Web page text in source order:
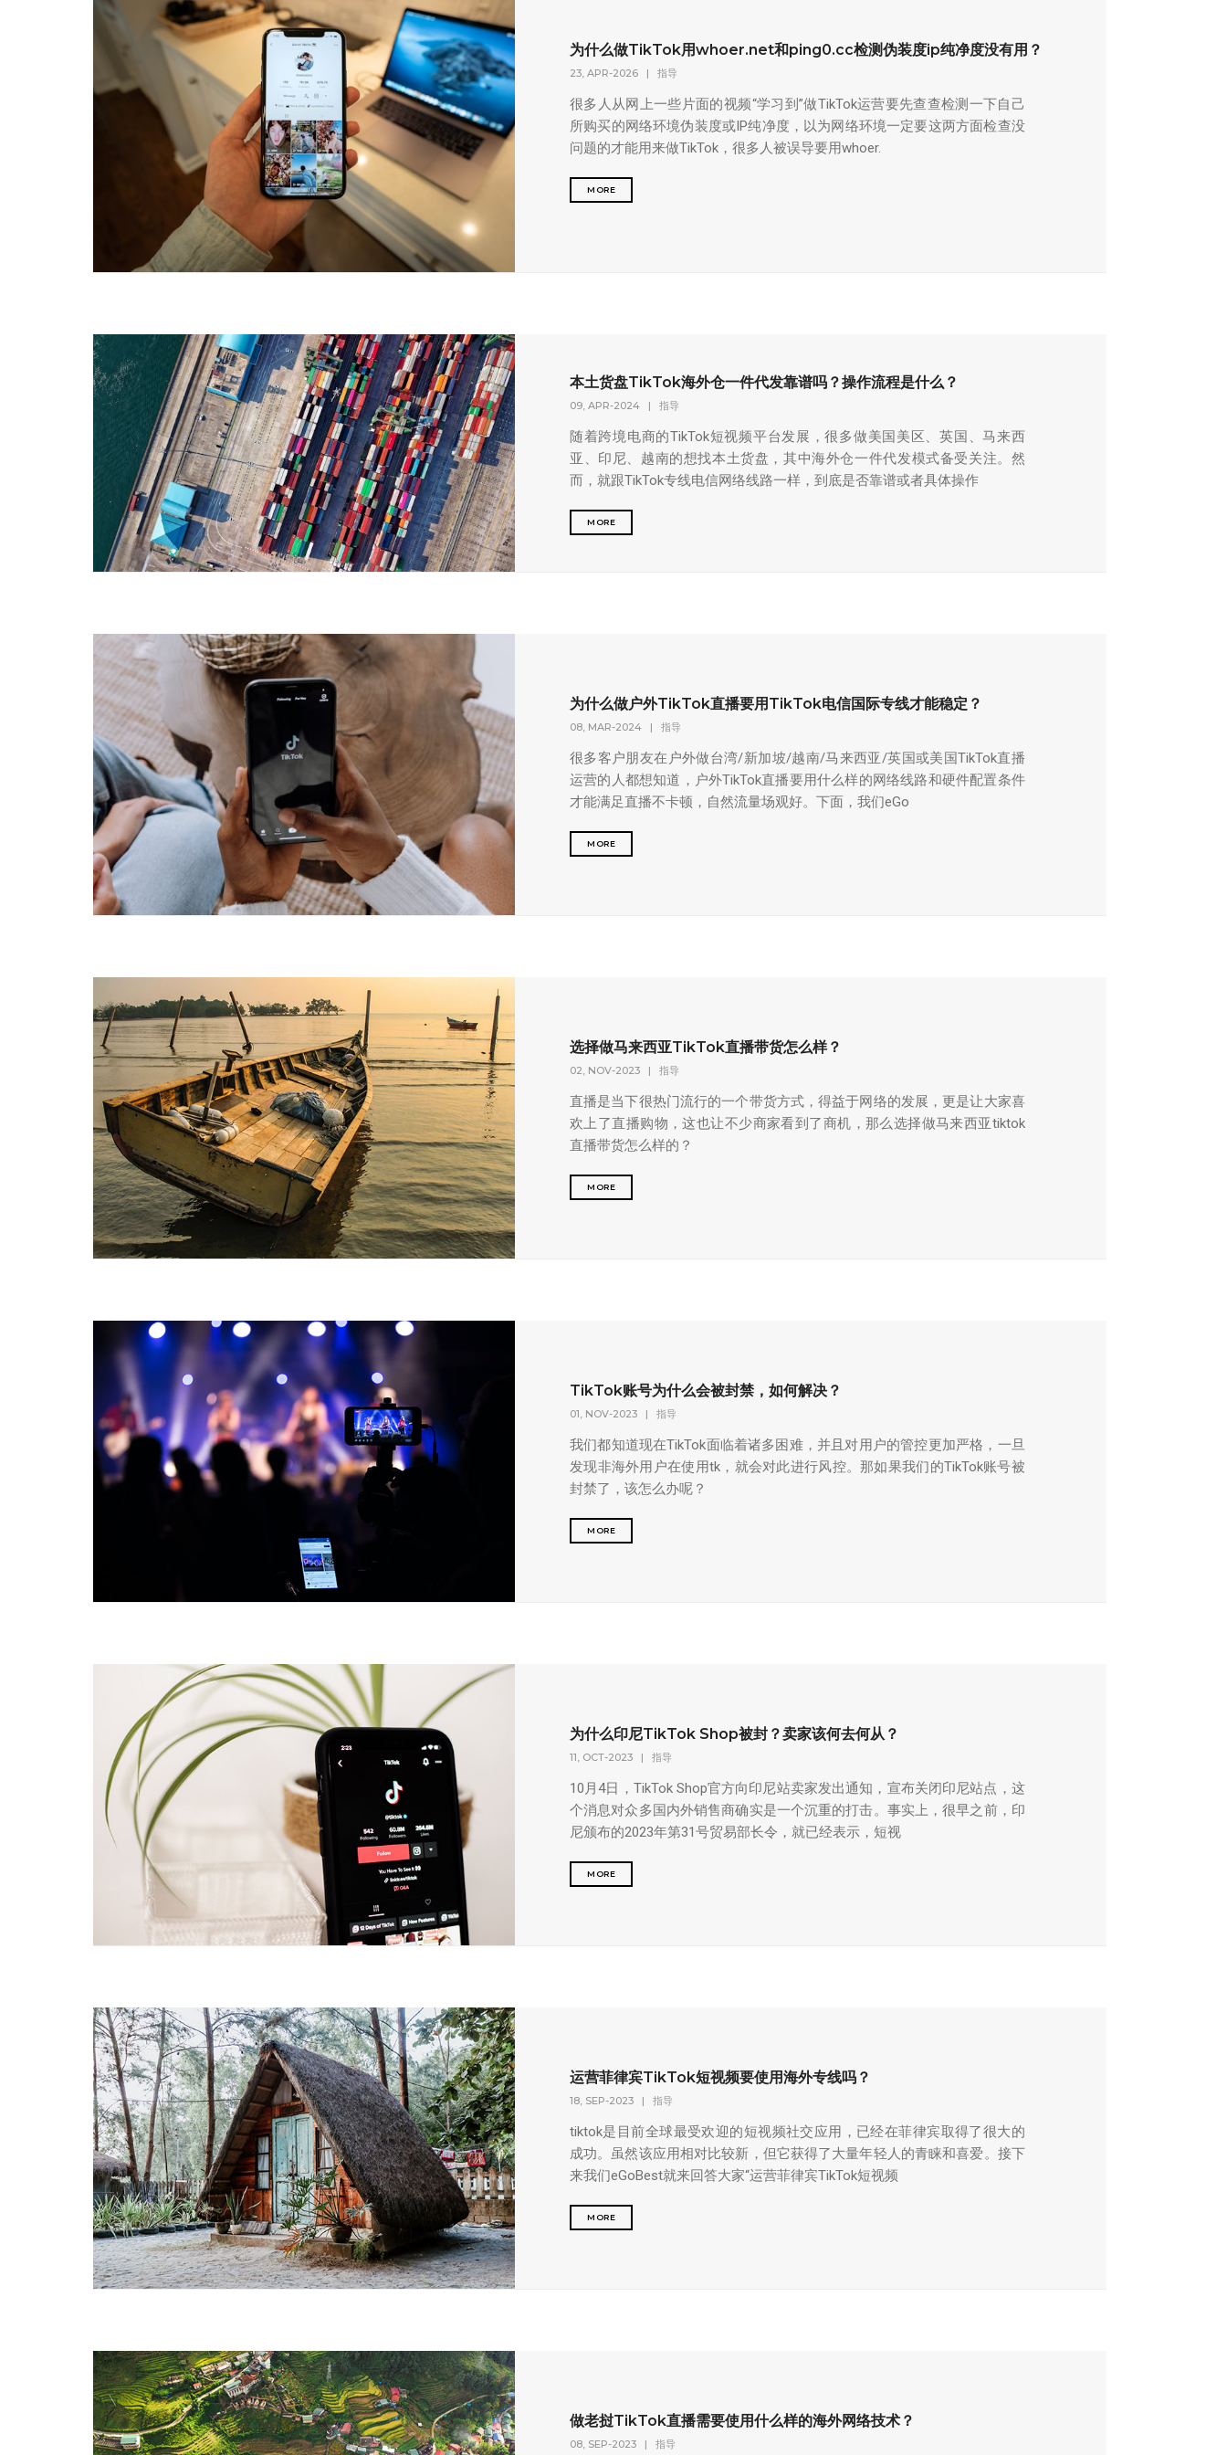
为什么做TikTok用whoer.net和ping0.cc检测伪装度ip纯净度没有用？
23, APR-2026 | 指导
很多人从网上一些片面的视频“学习到”做TikTok运营要先查查检测一下自己
所购买的网络环境伪装度或IP纯净度，以为网络环境一定要这两方面检查没
问题的才能用来做TikTok，很多人被误导要用whoer.
MORE
本土货盘TikTok海外仓一件代发靠谱吗？操作流程是什么？
09, APR-2024 | 指导
随着跨境电商的TikTok短视频平台发展，很多做美国美区、英国、马来西
亚、印尼、越南的想找本土货盘，其中海外仓一件代发模式备受关注。然
而，就跟TikTok专线电信网络线路一样，到底是否靠谱或者具体操作
MORE
为什么做户外TikTok直播要用TikTok电信国际专线才能稳定？
08, MAR-2024 | 指导
很多客户朋友在户外做台湾/新加坡/越南/马来西亚/英国或美国TikTok直播
运营的人都想知道，户外TikTok直播要用什么样的网络线路和硬件配置条件
才能满足直播不卡顿，自然流量场观好。下面，我们eGo
MORE
选择做马来西亚TikTok直播带货怎么样？
02, NOV-2023 | 指导
直播是当下很热门流行的一个带货方式，得益于网络的发展，更是让大家喜
欢上了直播购物，这也让不少商家看到了商机，那么选择做马来西亚tiktok
直播带货怎么样的？
MORE
TikTok账号为什么会被封禁，如何解决？
01, NOV-2023 | 指导
我们都知道现在TikTok面临着诸多困难，并且对用户的管控更加严格，一旦
发现非海外用户在使用tk，就会对此进行风控。那如果我们的TikTok账号被
封禁了，该怎么办呢？
MORE
为什么印尼TikTok Shop被封？卖家该何去何从？
11, OCT-2023 | 指导
10月4日，TikTok Shop官方向印尼站卖家发出通知，宣布关闭印尼站点，这
个消息对众多国内外销售商确实是一个沉重的打击。事实上，很早之前，印
尼颁布的2023年第31号贸易部长令，就已经表示，短视
MORE
运营菲律宾TikTok短视频要使用海外专线吗？
18, SEP-2023 | 指导
tiktok是目前全球最受欢迎的短视频社交应用，已经在菲律宾取得了很大的
成功。虽然该应用相对比较新，但它获得了大量年轻人的青睐和喜爱。接下
来我们eGoBest就来回答大家“运营菲律宾TikTok短视频
MORE
做老挝TikTok直播需要使用什么样的海外网络技术？
08, SEP-2023 | 指导